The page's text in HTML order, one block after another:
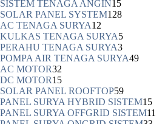
SISTEM TENAGA ANGIN15
SOLAR PANEL SYSTEM128
AC TENAGA SURYA12
KULKAS TENAGA SURYA5
PERAHU TENAGA SURYA3
POMPA AIR TENAGA SURYA49
AC MOTOR32
DC MOTOR15
SOLAR PANEL ROOFTOP59
PANEL SURYA HYBRID SISTEM15
PANEL SURYA OFFGRID SISTEM11